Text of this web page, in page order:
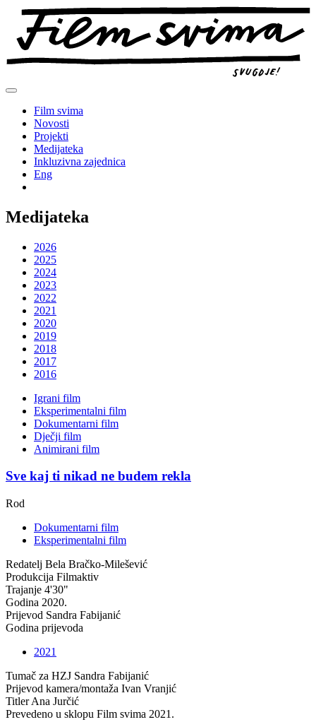
Preskoči
sadržaj
Film svima
Novosti
Projekti
Medijateka
Inkluzivna zajednica
Eng
Medijateka
2026
2025
2024
2023
2022
2021
2020
2019
2018
2017
2016
Igrani film
Eksperimentalni film
Dokumentarni film
Dječji film
Animirani film
Sve kaj ti nikad ne budem rekla
Rod
Dokumentarni film
Eksperimentalni film
Redatelj Bela Bračko-Milešević
Produkcija Filmaktiv
Trajanje 4'30"
Godina 2020.
Prijevod Sandra Fabijanić
Godina prijevoda
2021
Tumač za HZJ Sandra Fabijanić
Prijevod kamera/montaža Ivan Vranjić
TitlerAna Jurčić
Prevedeno u sklopu Film svima 2021.